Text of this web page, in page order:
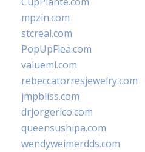
mpzin.com
stcreal.com
PopUpFlea.com
valueml.com
rebeccatorresjewelry.com
jmpbliss.com
drjorgerico.com
queensushipa.com
wendyweimerdds.com